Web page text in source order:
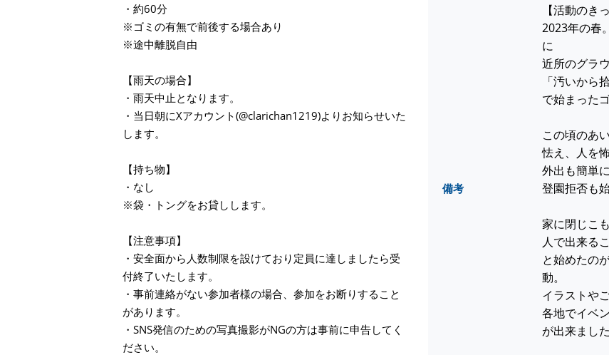
・約60分
※ゴミの有無で前後する場合あり
※途中離脱自由
【雨天の場合】
・雨天中止となります。
・当日朝にXアカウント(@clarichan1219)よりお知らせいた
します。
【持ち物】
・なし
※袋・トングをお貸しします。
【注意事項】
・安全面から人数制限を設けており定員に達しましたら受
付終了いたします。
・事前連絡がない参加者様の場合、参加をお断りすること
があります。
・SNS発信のための写真撮影がNGの方は事前に申告してく
ださい。
備考
【活動のき
2023年の春
に
近所のグラ
「汚いから
で始まった
この頃のあ
怯え、人を怖
外出も簡単
登園拒否も
家に閉じこ
人で出来る
と始めたの
動。
イラストや
各地でイベ
が出来ました